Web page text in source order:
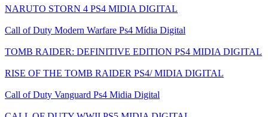
NARUTO STORN 4 PS4 MIDIA DIGITAL
Call of Duty Modern Warfare Ps4 Mídia Digital
TOMB RAIDER: DEFINITIVE EDITION PS4 MIDIA DIGITAL
RISE OF THE TOMB RAIDER PS4/ MIDIA DIGITAL
Call of Duty Vanguard Ps4 Midia Digital